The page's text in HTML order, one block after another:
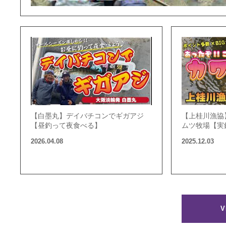
【白墨丸】デイバチコンでギガアジ
【昼釣って夜食べる】
2026.04.08
【上桂川漁
ムツ牧場【
2025.12.03